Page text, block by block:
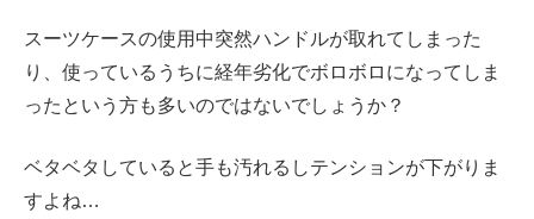
スーツケースの使用中突然ハンドルが取れてしまった
り、使っているうちに経年劣化でボロボロになってしま
ったという方も多いのではないでしょうか？
ベタベタしていると手も汚れるしテンションが下がりま
すよね…